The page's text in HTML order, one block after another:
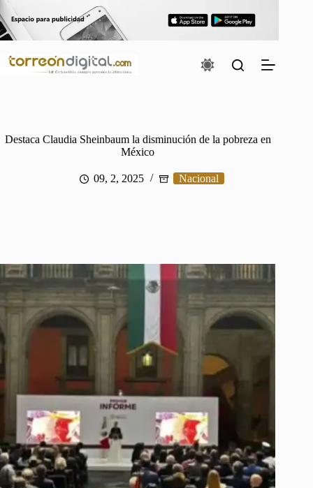
al
contenido
Destaca Claudia Sheinbaum la disminución de la pobreza en
México
09, 2, 2025 Nacional